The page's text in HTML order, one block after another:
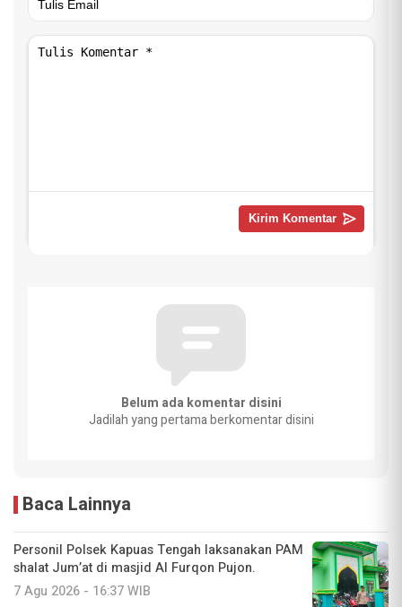
Belum ada komentar disini
Jadilah yang pertama berkomentar disini
Baca Lainnya
Personil Polsek Kapuas Tengah laksanakan PAM
shalat Jum’at di masjid Al Furqon Pujon.
7 Agu 2026 - 16:37 WIB